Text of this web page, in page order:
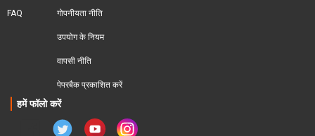
FAQ गोपनीयता नीति
उपयोग के नियम
वापसी नीति
पेपरबैक प्रकाशित करें
हमें फॉलो करें